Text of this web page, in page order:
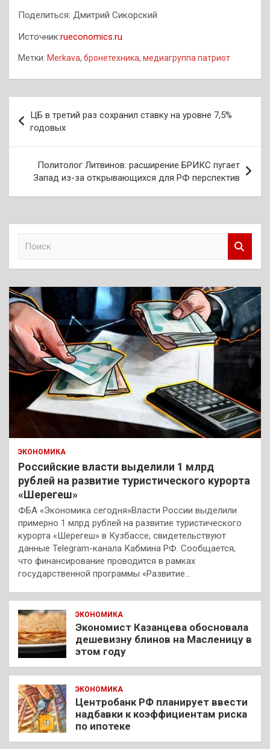
Поделиться: Дмитрий Сикорский
Источник:rueconomics.ru
Метки: Merkava, бронетехника, медиагруппа патриот
по
записям
ЦБ в третий раз сохранил ставку на уровне 7,5%
годовых
Политолог Литвинов: расширение БРИКС пугает
Запад из-за открывающихся для РФ перспектив
к
ЭКОНОМИКА
Российские власти выделили 1 млрд
рублей на развитие туристического курорта
«Шерегеш»
ФБА «Экономика сегодня»Власти России выделили
примерно 1 млрд рублей на развитие туристического
курорта «Шерегеш» в Кузбассе, свидетельствуют
данные Telegram-канала Кабмина РФ. Сообщается,
что финансирование проводится в рамках
государственной программы «Развитие…
ЭКОНОМИКА
Экономист Казанцева обосновала
дешевизну блинов на Масленицу в
этом году
ЭКОНОМИКА
Центробанк РФ планирует ввести
надбавки к коэффициентам риска
по ипотеке